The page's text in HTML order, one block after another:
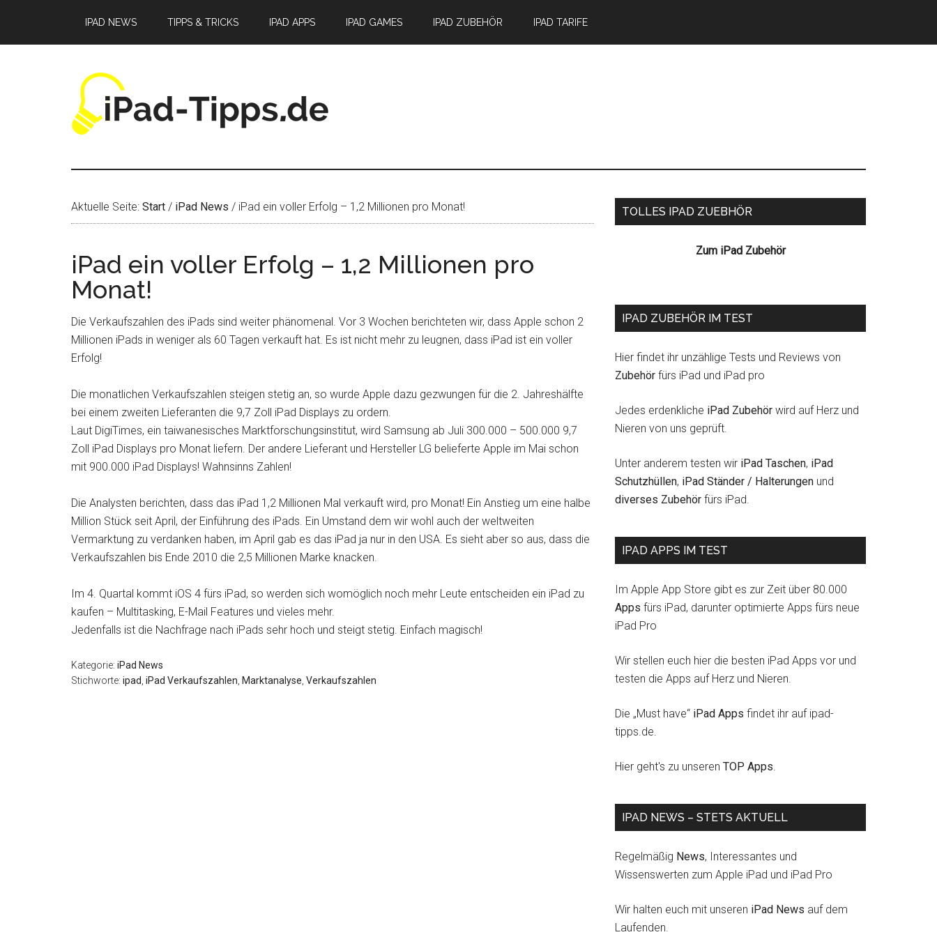
springen
springen
springen
IPAD NEWS TIPPS & TRICKS IPAD APPS IPAD GAMES IPAD ZUBEHÖR IPAD TARIFE
Aktuelle Seite: Start / iPad News / iPad ein voller Erfolg – 1,2 Millionen pro Monat!
iPad ein voller Erfolg – 1,2 Millionen pro
Monat!
Die Verkaufszahlen des iPads sind weiter phänomenal. Vor 3 Wochen berichteten wir, dass Apple schon 2
Millionen iPads in weniger als 60 Tagen verkauft hat. Es ist nicht mehr zu leugnen, dass iPad ist ein voller
Erfolg!
Die monatlichen Verkaufszahlen steigen stetig an, so wurde Apple dazu gezwungen für die 2. Jahreshälfte
bei einem zweiten Lieferanten die 9,7 Zoll iPad Displays zu ordern.
Laut DigiTimes, ein taiwanesisches Marktforschungsinstitut, wird Samsung ab Juli 300.000 – 500.000 9,7
Zoll iPad Displays pro Monat liefern. Der andere Lieferant und Hersteller LG belieferte Apple im Mai schon
mit 900.000 iPad Displays! Wahnsinns Zahlen!
Die Analysten berichten, dass das iPad 1,2 Millionen Mal verkauft wird, pro Monat! Ein Anstieg um eine halbe
Million Stück seit April, der Einführung des iPads. Ein Umstand dem wir wohl auch der weltweiten
Vermarktung zu verdanken haben, im April gab es das iPad ja nur in den USA. Es sieht aber so aus, dass die
Verkaufszahlen bis Ende 2010 die 2,5 Millionen Marke knacken.
Im 4. Quartal kommt iOS 4 fürs iPad, so werden sich womöglich noch mehr Leute entscheiden ein iPad zu
kaufen – Multitasking, E-Mail Features und vieles mehr.
Jedenfalls ist die Nachfrage nach iPads sehr hoch und steigt stetig. Einfach magisch!
Kategorie: iPad News
Stichworte: ipad iPad Verkaufszahlen Marktanalyse Verkaufszahlen
Seitenspalte
TOLLES IPAD ZUEBHÖR
Zum iPad Zubehör
IPAD ZUBEHÖR IM TEST
Hier findet ihr unzählige Tests und Reviews von
Zubehör fürs iPad und iPad pro
Jedes erdenkliche iPad Zubehör wird auf Herz und
Nieren von uns geprüft.
Unter anderem testen wir iPad Taschen, iPad
Schutzhüllen, iPad Ständer / Halterungen und
diverses Zubehör fürs iPad.
IPAD APPS IM TEST
Im Apple App Store gibt es zur Zeit über 80.000
Apps fürs iPad, darunter optimierte Apps fürs neue
iPad Pro
Wir stellen euch hier die besten iPad Apps vor und
testen die Apps auf Herz und Nieren.
Die „Must have“ iPad Apps findet ihr auf ipad-
tipps.de.
Hier geht's zu unseren TOP Apps.
IPAD NEWS – STETS AKTUELL
Regelmäßig News, Interessantes und
Wissenswerten zum Apple iPad und iPad Pro
Wir halten euch mit unseren iPad News auf dem
Laufenden.